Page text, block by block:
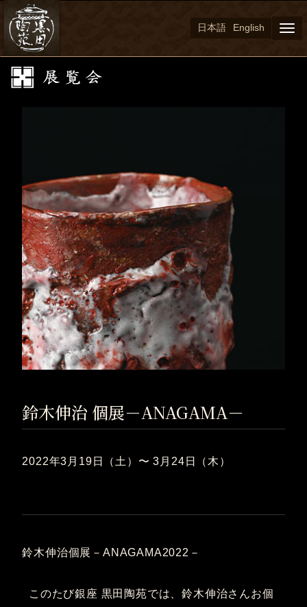
日本語 English
鈴木伸治 個展－ANAGAMA－
2022年3月19日（土）〜 3月24日（木）
鈴木伸治個展－ANAGAMA2022－
このたび銀座 黒田陶苑では、鈴木伸治さんお個